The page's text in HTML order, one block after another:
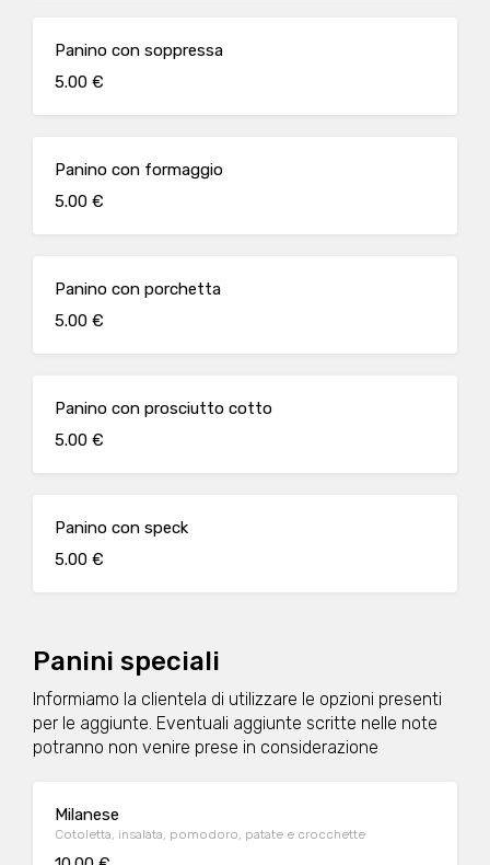
Panino con soppressa
5.00 €
Panino con formaggio
5.00 €
Panino con porchetta
5.00 €
Panino con prosciutto cotto
5.00 €
Panino con speck
5.00 €
Panini speciali
Informiamo la clientela di utilizzare le opzioni presenti
per le aggiunte. Eventuali aggiunte scritte nelle note
potranno non venire prese in considerazione
Milanese
Cotoletta, insalata, pomodoro, patate e crocchette